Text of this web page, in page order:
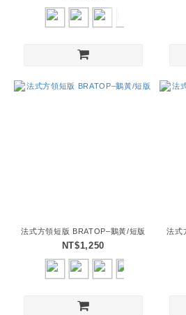
法式方領短版 BRATOP–鵝黃/短版
NT$1,250
法式